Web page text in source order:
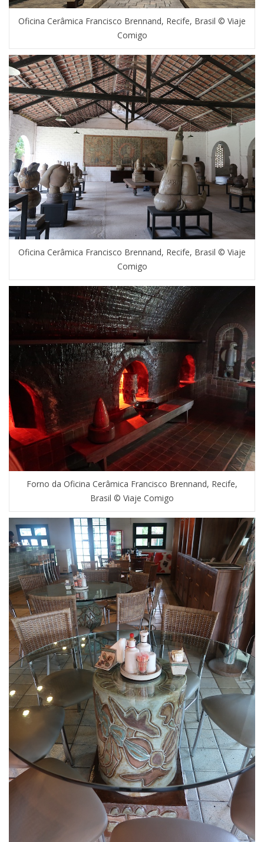
Oficina Cerâmica Francisco Brennand, Recife, Brasil © Viaje
Comigo
Oficina Cerâmica Francisco Brennand, Recife, Brasil © Viaje
Comigo
Forno da Oficina Cerâmica Francisco Brennand, Recife,
Brasil © Viaje Comigo